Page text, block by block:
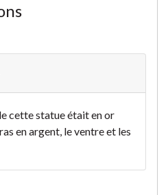
cette statue était en or
en argent, le ventre et les